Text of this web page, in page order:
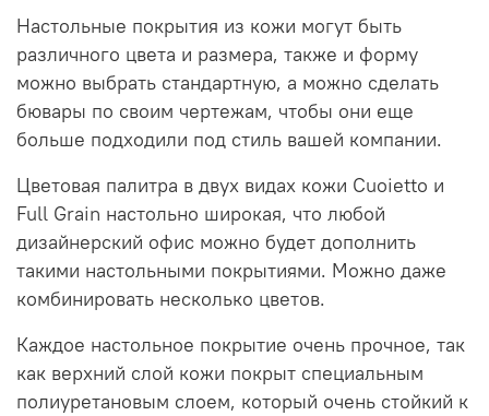
Настольные покрытия из кожи могут быть
различного цвета и размера, также и форму
можно выбрать стандартную, а можно сделать
бювары по своим чертежам, чтобы они еще
больше подходили под стиль вашей компании.
Цветовая палитра в двух видах кожи Cuoietto и
Full Grain настольно широкая, что любой
дизайнерский офис можно будет дополнить
такими настольными покрытиями. Можно даже
комбинировать несколько цветов.
Каждое настольное покрытие очень прочное, так
как верхний слой кожи покрыт специальным
полиуретановым слоем, который очень стойкий к